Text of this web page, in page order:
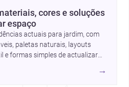
cores e soluções
espaço
actuais para jardim, com
paletas naturais, layouts
e formas simples de actualizar
→